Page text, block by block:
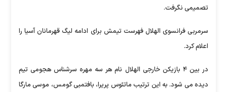
تصمیمی نگرفت.
سرمربی فرانسوی الهلال فهرست تیمش برای ادامه لیگ قهرمانان آسیا را
اعلام کرد.
در بین ۴ بازیکن خارجی الهلال نام هر سه مهره سرشناس هجومی تیم
دیده می شود. به این ترتیب ماتئوس پریرا، بافتمبی گومس، موسی مارگا